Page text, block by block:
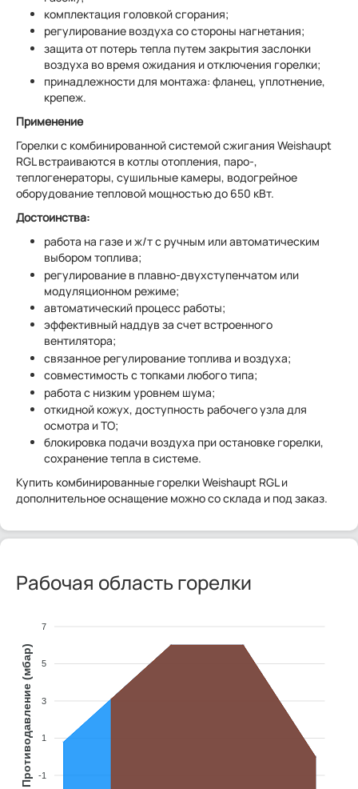
комплектация головкой сгорания;
регулирование воздуха со стороны нагнетания;
защита от потерь тепла путем закрытия заслонки
воздуха во время ожидания и отключения горелки;
принадлежности для монтажа: фланец, уплотнение,
крепеж.
Применение
Горелки с комбинированной системой сжигания Weishaupt
RGL встраиваются в котлы отопления, паро-,
теплогенераторы, сушильные камеры, водогрейное
оборудование тепловой мощностью до 650 кВт.
Достоинства:
работа на газе и ж/т с ручным или автоматическим
выбором топлива;
регулирование в плавно-двухступенчатом или
модуляционном режиме;
автоматический процесс работы;
эффективный наддув за счет встроенного
вентилятора;
связанное регулирование топлива и воздуха;
совместимость с топками любого типа;
работа с низким уровнем шума;
откидной кожух, доступность рабочего узла для
осмотра и ТО;
блокировка подачи воздуха при остановке горелки,
сохранение тепла в системе.
Купить комбинированные горелки Weishaupt RGL и
дополнительное оснащение можно со склада и под заказ.
Рабочая область горелки
7
5
3
1
-1
Противодавление (мбар)